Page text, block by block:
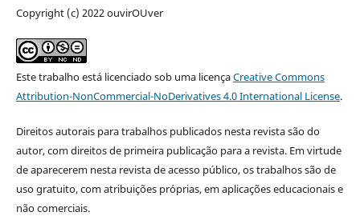
Copyright (c) 2022 ouvirOUver
Este trabalho está licenciado sob uma licençaCreative Commons
Attribution-NonCommercial-NoDerivatives 4.0 International License.
Direitos autorais para trabalhos publicados nesta revista são do
autor, com direitos de primeira publicação para a revista. Em virtude
de aparecerem nesta revista de acesso público, os trabalhos são de
uso gratuito, com atribuições próprias, em aplicações educacionais e
não comerciais.